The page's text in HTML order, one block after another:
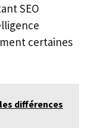
SEO
certaines
différences